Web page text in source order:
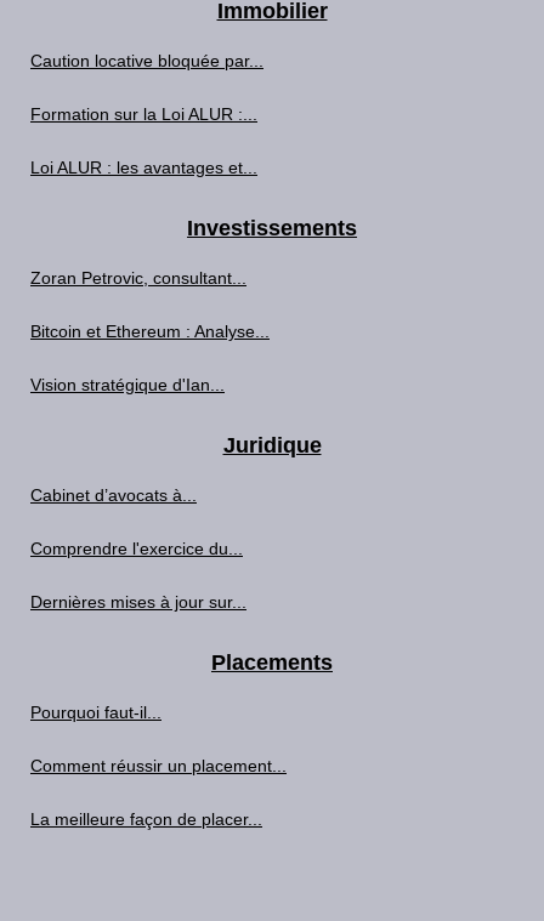
Immobilier
Caution locative bloquée par...
Formation sur la Loi ALUR :...
Loi ALUR : les avantages et...
Investissements
Zoran Petrovic, consultant...
Bitcoin et Ethereum : Analyse...
Vision stratégique d'Ian...
Juridique
Cabinet d’avocats à...
Comprendre l'exercice du...
Dernières mises à jour sur...
Placements
Pourquoi faut-il...
Comment réussir un placement...
La meilleure façon de placer...